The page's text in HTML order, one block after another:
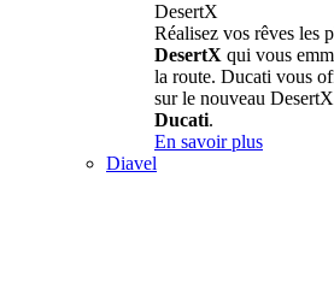
DesertX
Réalisez vos rêves les
DesertX qui vous
la route. Ducati vous
sur le nouveau
Ducati.
En savoir plus
Diavel